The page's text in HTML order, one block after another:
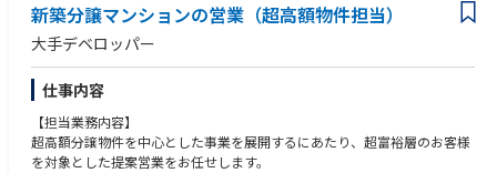
■周囲を巻き込みながら、物事を前進させる推進力のある方
■多様な関係者と信頼関係を築き、粘り強くプロジェクトを推進できる方
■成長していきたいという向上心をお持ちの方
新築分譲マンションの営業（超高額物件担当）
大手デベロッパー
仕事内容
【担当業務内容】
超高額分譲物件を中心とした事業を展開するにあたり、超富裕層のお客様
を対象とした提案営業をお任せします。